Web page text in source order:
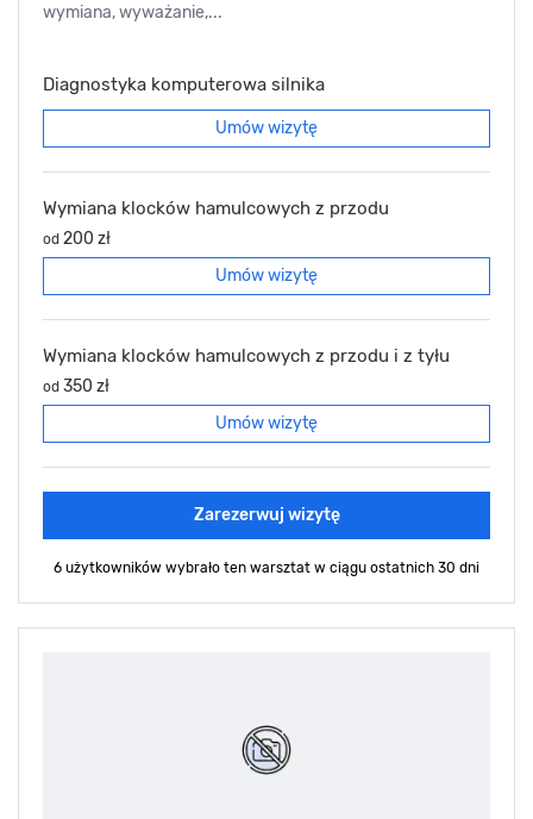
wymiana, wyważanie,...
Diagnostyka komputerowa silnika
Umów wizytę
Wymiana klocków hamulcowych z przodu
od 200 zł
Umów wizytę
Wymiana klocków hamulcowych z przodu i z tyłu
od 350 zł
Umów wizytę
Zarezerwuj wizytę
6 użytkowników wybrało ten warsztat w ciągu ostatnich 30 dni